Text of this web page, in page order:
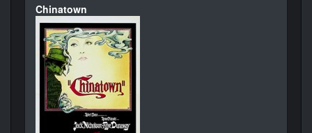
Chinatown